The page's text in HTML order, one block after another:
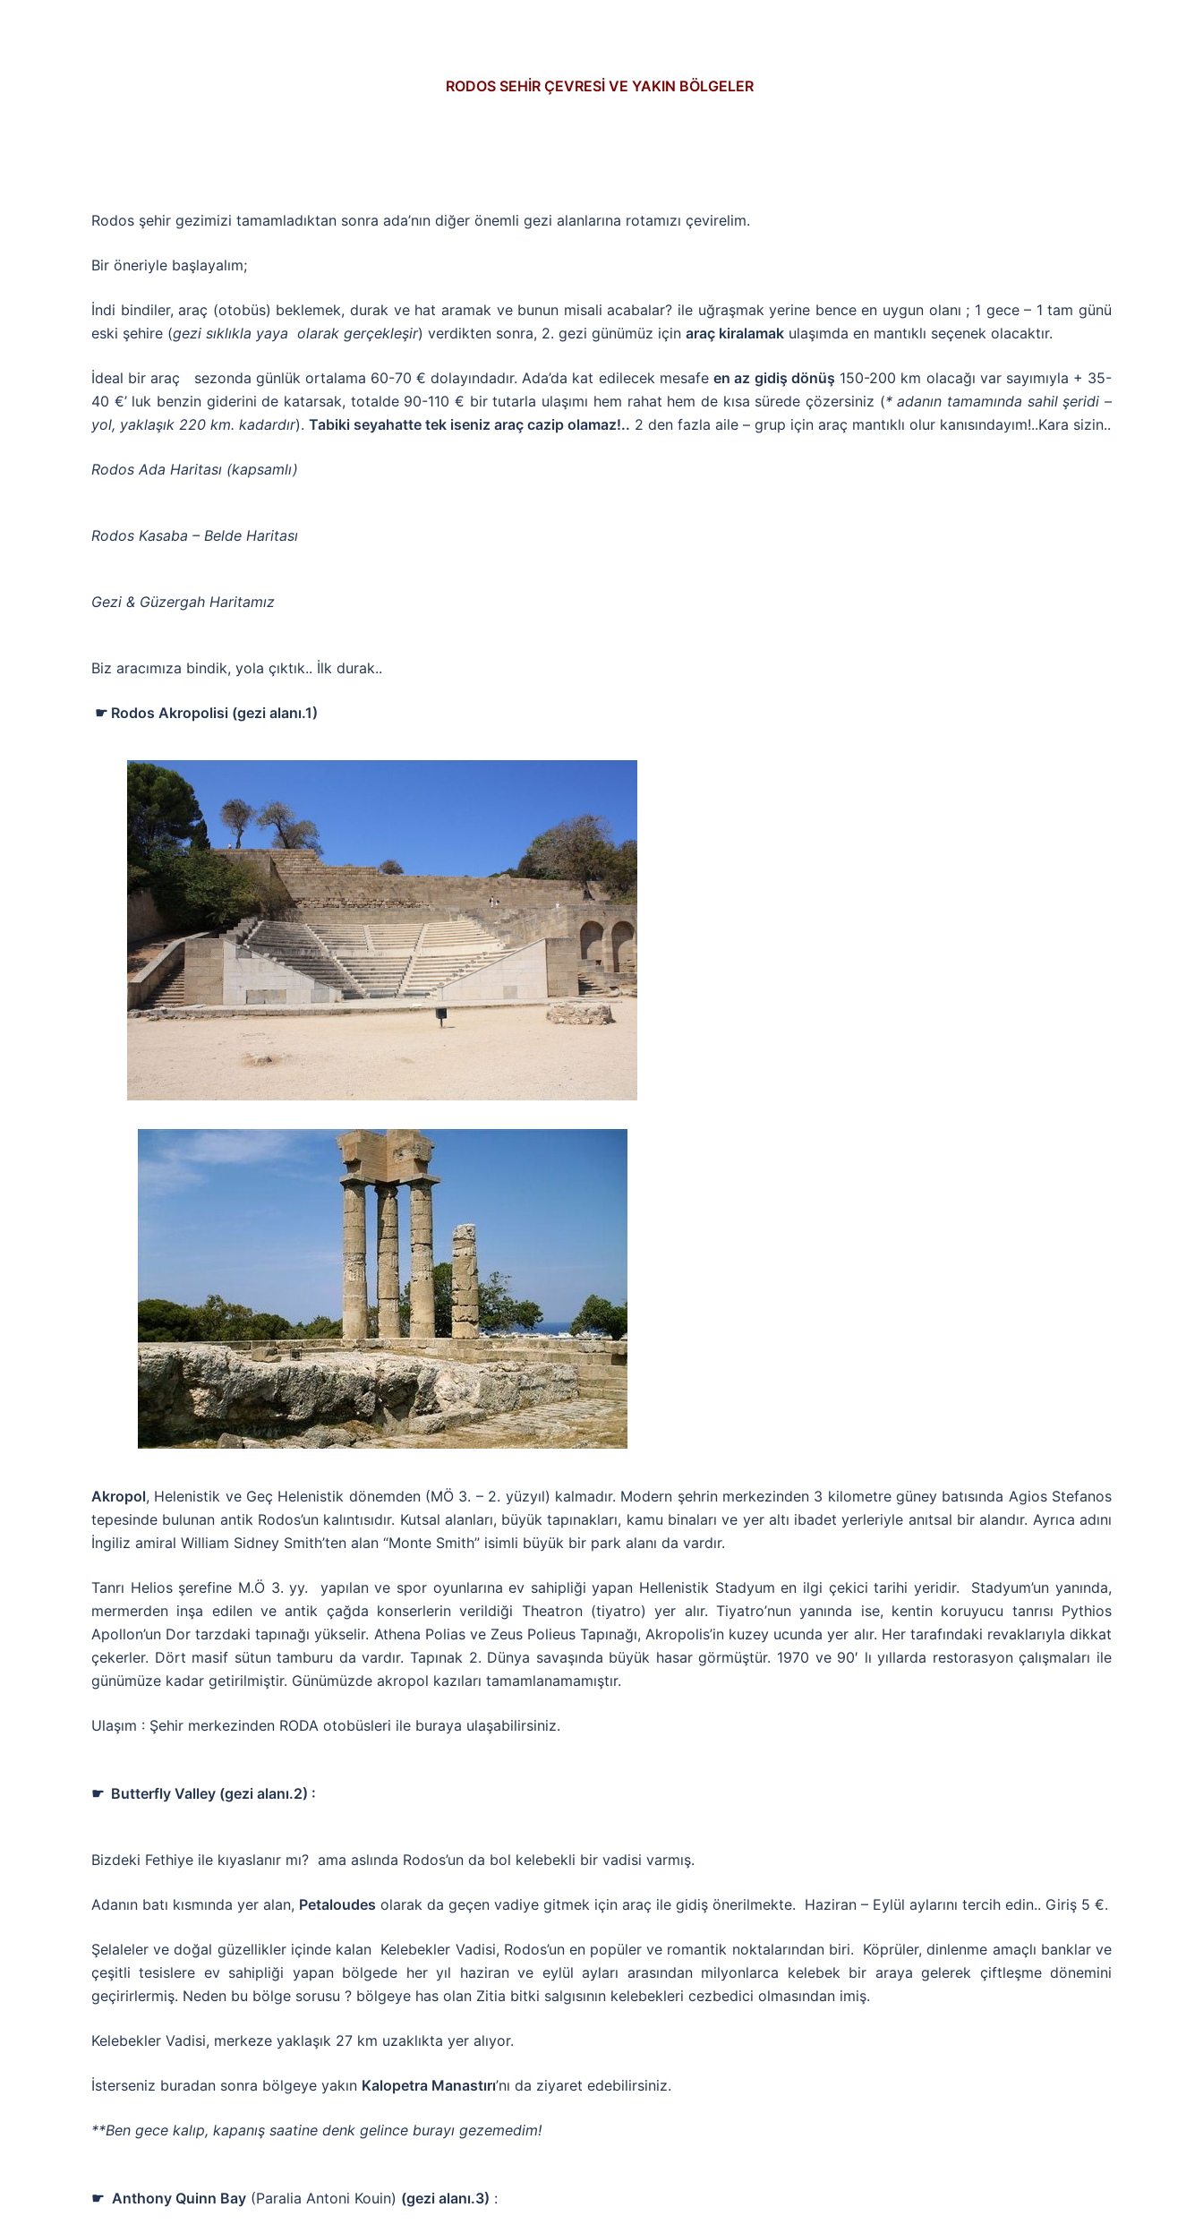
RODOS SEHİR ÇEVRESİ VE YAKIN BÖLGELER
Rodos şehir gezimizi tamamladıktan sonra ada’nın diğer önemli gezi alanlarına rotamızı çevirelim.
Bir öneriyle başlayalım;
İndi bindiler, araç (otobüs) beklemek, durak ve hat aramak ve bunun misali acabalar? ile uğraşmak yerine bence en uygun olanı ; 1 gece – 1 tam günü
eski şehire (gezi sıklıkla yaya olarak gerçekleşir) verdikten sonra, 2. gezi günümüz için araç kiralamak ulaşımda en mantıklı seçenek olacaktır.
İdeal bir araç sezonda günlük ortalama 60-70 € dolayındadır. Ada’da kat edilecek mesafe en az gidiş dönüş 150-200 km olacağı var sayımıyla + 35-
40 €’ luk benzin giderini de katarsak, totalde 90-110 € bir tutarla ulaşımı hem rahat hem de kısa sürede çözersiniz (* adanın tamamında sahil şeridi –
yol, yaklaşık 220 km. kadardır). Tabiki seyahatte tek iseniz araç cazip olamaz!.. 2 den fazla aile – grup için araç mantıklı olur kanısındayım!..Kara sizin..
Rodos Ada Haritası (kapsamlı)
Rodos Kasaba – Belde Haritası
Gezi & Güzergah Haritamız
Biz aracımıza bindik, yola çıktık.. İlk durak..
☛ Rodos Akropolisi (gezi alanı.1)
Akropol, Helenistik ve Geç Helenistik dönemden (MÖ 3. – 2. yüzyıl) kalmadır. Modern şehrin merkezinden 3 kilometre güney batısında Agios Stefanos
tepesinde bulunan antik Rodos’un kalıntısıdır. Kutsal alanları, büyük tapınakları, kamu binaları ve yer altı ibadet yerleriyle anıtsal bir alandır. Ayrıca adını
İngiliz amiral William Sidney Smith’ten alan “Monte Smith” isimli büyük bir park alanı da vardır.
Tanrı Helios şerefine M.Ö 3. yy. yapılan ve spor oyunlarına ev sahipliği yapan Hellenistik Stadyum en ilgi çekici tarihi yeridir. Stadyum’un yanında,
mermerden inşa edilen ve antik çağda konserlerin verildiği Theatron (tiyatro) yer alır. Tiyatro’nun yanında ise, kentin koruyucu tanrısı Pythios
Apollon’un Dor tarzdaki tapınağı yükselir. Athena Polias ve Zeus Polieus Tapınağı, Akropolis’in kuzey ucunda yer alır. Her tarafındaki revaklarıyla dikkat
çekerler. Dört masif sütun tamburu da vardır. Tapınak 2. Dünya savaşında büyük hasar görmüştür. 1970 ve 90′ lı yıllarda restorasyon çalışmaları ile
günümüze kadar getirilmiştir. Günümüzde akropol kazıları tamamlanamamıştır.
Ulaşım : Şehir merkezinden RODA otobüsleri ile buraya ulaşabilirsiniz.
☛ Butterfly Valley (gezi alanı.2) :
Bizdeki Fethiye ile kıyaslanır mı? ama aslında Rodos’un da bol kelebekli bir vadisi varmış.
Adanın batı kısmında yer alan, Petaloudes olarak da geçen vadiye gitmek için araç ile gidiş önerilmekte. Haziran – Eylül aylarını tercih edin.. Giriş 5 €.
Şelaleler ve doğal güzellikler içinde kalan Kelebekler Vadisi, Rodos’un en popüler ve romantik noktalarından biri. Köprüler, dinlenme amaçlı banklar ve
çeşitli tesislere ev sahipliği yapan bölgede her yıl haziran ve eylül ayları arasından milyonlarca kelebek bir araya gelerek çiftleşme dönemini
geçirirlermiş. Neden bu bölge sorusu ? bölgeye has olan Zitia bitki salgısının kelebekleri cezbedici olmasından imiş.
Kelebekler Vadisi, merkeze yaklaşık 27 km uzaklıkta yer alıyor.
İsterseniz buradan sonra bölgeye yakın Kalopetra Manastırı’nı da ziyaret edebilirsiniz.
**Ben gece kalıp, kapanış saatine denk gelince burayı gezemedim!
☛ Anthony Quinn Bay (Paralia Antoni Kouin) (gezi alanı.3) :